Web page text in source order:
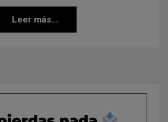
Leer más...